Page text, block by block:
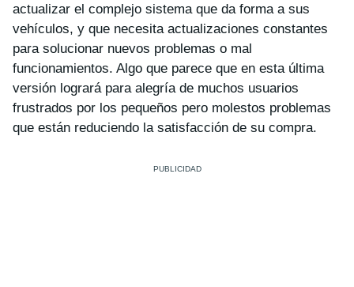
actualizar el complejo sistema que da forma a sus
vehículos, y que necesita actualizaciones constantes
para solucionar nuevos problemas o mal
funcionamientos. Algo que parece que en esta última
versión logrará para alegría de muchos usuarios
frustrados por los pequeños pero molestos problemas
que están reduciendo la satisfacción de su compra.